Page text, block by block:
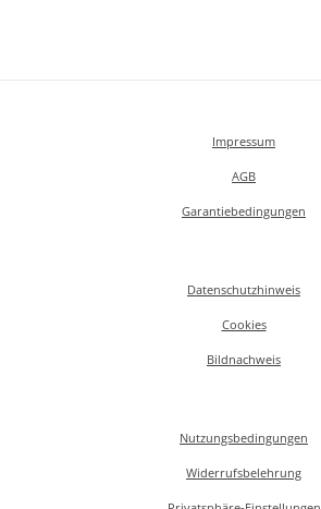
Impressum
AGB
Garantiebedingungen
Datenschutzhinweis
Cookies
Bildnachweis
Nutzungsbedingungen
Widerrufsbelehrung